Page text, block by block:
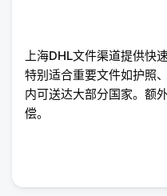
上海DHL文件渠道提供快
特别适合重要文件如护照
内可送达大部分国家。额
偿。